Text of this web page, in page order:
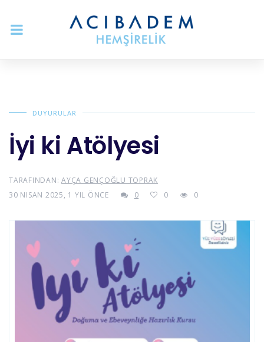
DUYURULAR
İyi ki Atölyesi
TARAFINDAN: AYÇA GENÇOĞLU TOPRAK
30 NISAN 2025, 1 YIL ÖNCE
0 0 0